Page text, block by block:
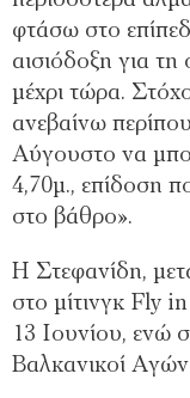
φτάσω στο
αισιόδοξη για
μέχρι τώρα.
ανεβαίνω
Αύγουστο να
4,70μ., επίδοση
στο βάθρο».
Η Στεφανίδη,
στο μίτινγκ Fly
13 Ιουνίου, ενώ
Βαλκανικοί